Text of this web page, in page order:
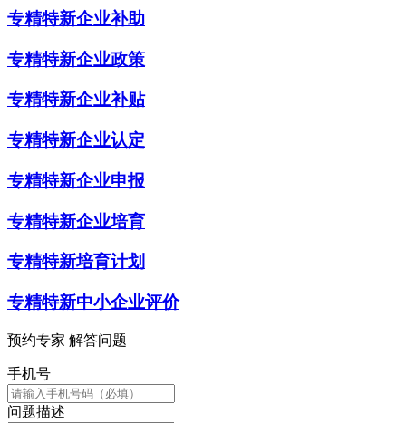
专精特新企业补助
专精特新企业政策
专精特新企业补贴
专精特新企业认定
专精特新企业申报
专精特新企业培育
专精特新培育计划
专精特新中小企业评价
预约专家 解答问题
手机号
问题描述